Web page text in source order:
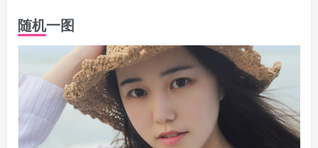
随机一图